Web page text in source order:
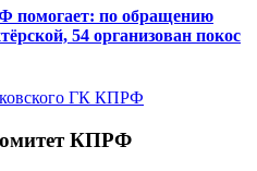
по обращению
54 организован покос
ГК КПРФ
КПРФ